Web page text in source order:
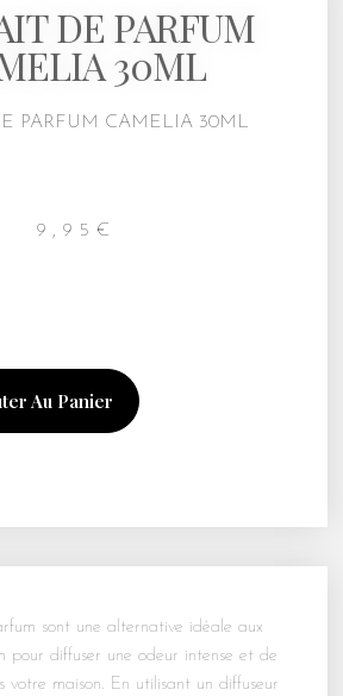
DE PARFUM
30ML
PARFUM CAMELIA 30ML
9,95 €
Au Panier
sont une alternative idéale aux
pour diffuser une odeur intense et de
votre maison. En utilisant un diffuseur